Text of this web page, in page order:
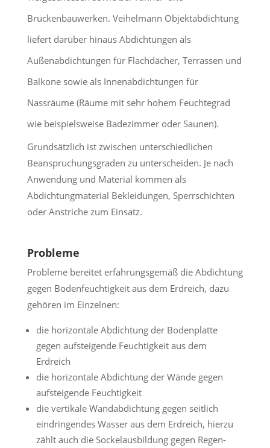
Brückenbauwerken. Veihelmann Objektabdichtung
liefert darüber hinaus Abdichtungen als
Außenabdichtungen für Flachdächer, Terrassen und
Balkone sowie als Innenabdichtungen für
Nassräume (Räume mit sehr hohem Feuchtegrad
wie beispielsweise Badezimmer oder Saunen).
Grundsätzlich ist zwischen unterschiedlichen
Beanspruchungsgraden zu unterscheiden. Je nach
Anwendung und Material kommen als
Abdichtungmaterial Bekleidungen, Sperrschichten
oder Anstriche zum Einsatz.
Probleme
Probleme bereitet erfahrungsgemäß die Abdichtung
gegen Bodenfeuchtigkeit aus dem Erdreich, dazu
gehören im Einzelnen:
die horizontale Abdichtung der Bodenplatte
gegen aufsteigende Feuchtigkeit aus dem
Erdreich
die horizontale Abdichtung der Wände gegen
aufsteigende Feuchtigkeit
die vertikale Wandabdichtung gegen seitlich
eindringendes Wasser aus dem Erdreich, hierzu
zählt auch die Sockelausbildung gegen Regen-